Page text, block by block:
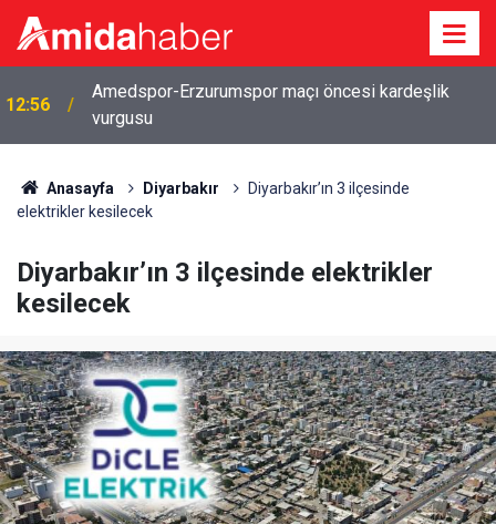
12:43
2026-2027 eğitim öğretim yılı takvimi belli oldu:
İşte tüm tatil tarihleri
Anasayfa Diyarbakır
Diyarbakır’ın 3 ilçesinde
elektrikler kesilecek
Diyarbakır’ın 3 ilçesinde elektrikler
kesilecek